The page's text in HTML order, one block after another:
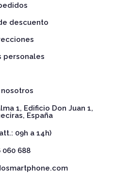
descuento
personales
1, Edificio Don Juan 1,
España
09h a 14h)
060 688